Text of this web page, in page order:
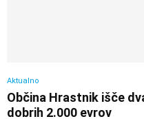
Aktualno
Občina Hrastnik išče
dobrih 2.000 evrov